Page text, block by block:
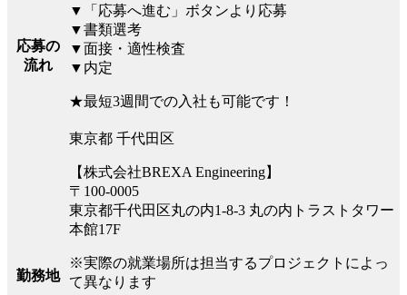
応募の
流れ
▼「応募へ進む」ボタンより応募
▼書類選考
▼面接・適性検査
▼内定
★最短3週間での入社も可能です！
勤務地
東京都 千代田区
【株式会社BREXA Engineering】
〒100-0005
東京都千代田区丸の内1-8-3 丸の内トラストタワー
本館17F
※実際の就業場所は担当するプロジェクトによっ
て異なります